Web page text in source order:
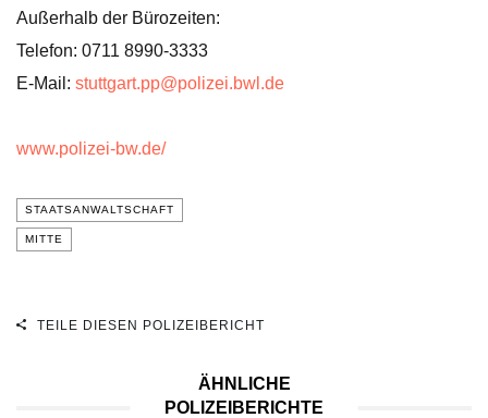
Außerhalb der Bürozeiten:
Telefon: 0711 8990-3333
E-Mail: stuttgart.pp@polizei.bwl.de
www.polizei-bw.de/
STAATSANWALTSCHAFT
MITTE
TEILE DIESEN POLIZEIBERICHT
ÄHNLICHE
POLIZEIBERICHTE